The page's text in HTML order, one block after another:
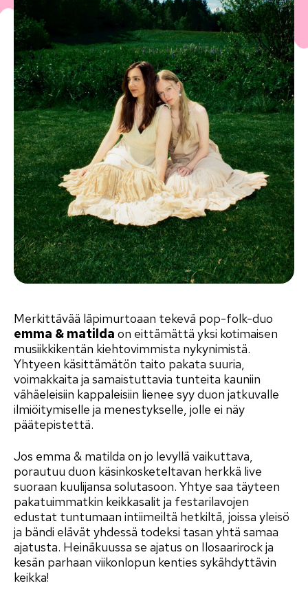
Merkittävää läpimurtoaan tekevä pop-folk-duo
emma & matilda on eittämättä yksi kotimaisen
musiikkikentän kiehtovimmista nykynimistä.
Yhtyeen käsittämätön taito pakata suuria,
voimakkaita ja samaistuttavia tunteita kauniin
vähäeleisiin kappaleisiin lienee syy duon jatkuvalle
ilmiöitymiselle ja menestykselle, jolle ei näy
päätepistettä.
Jos emma & matilda on jo levyllä vaikuttava,
porautuu duon käsinkosketeltavan herkkä live
suoraan kuulijansa solutasoon. Yhtye saa täyteen
pakatuimmatkin keikkasalit ja festarilavojen
edustat tuntumaan intiimeiltä hetkiltä, joissa yleisö
ja bändi elävät yhdessä todeksi tasan yhtä samaa
ajatusta. Heinäkuussa se ajatus on Ilosaarirock ja
kesän parhaan viikonlopun kenties sykähdyttävin
keikka!